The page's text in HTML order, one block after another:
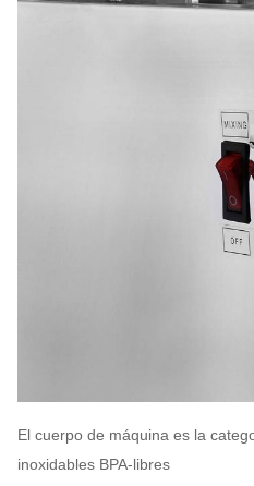
El cuerpo de máquina es la
inoxidables BPA-libres